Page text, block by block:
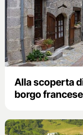
Alla scoperta
borgo francese